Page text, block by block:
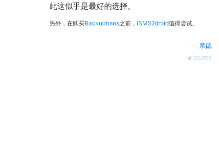
此这似乎是最好的选择。
另外，在购买Backuptrans之前， iSMS2droid值得尝试。
席德
source